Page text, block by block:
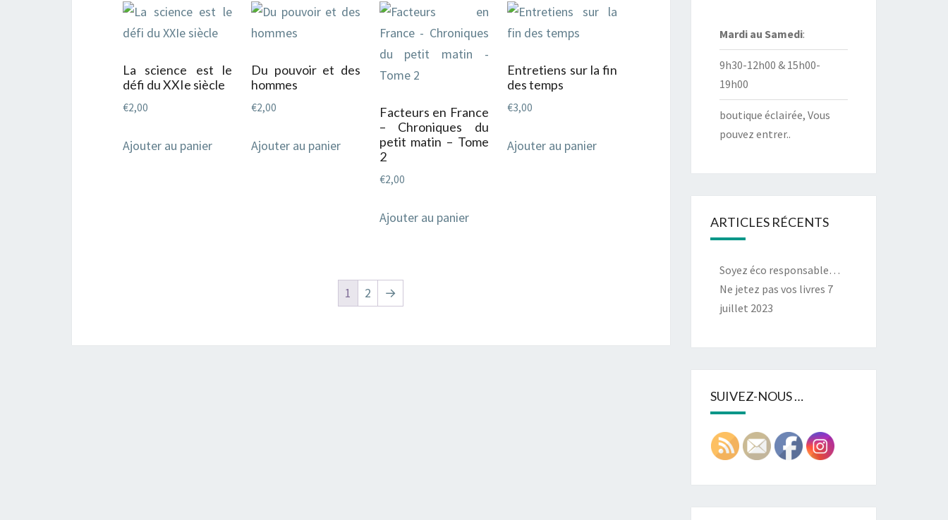
La science est le
défi du XXIe siècle
€2,00
Ajouter au panier
Du pouvoir et des
hommes
€2,00
Ajouter au panier
Facteurs en France
– Chroniques du
petit matin – Tome
2
€2,00
Ajouter au panier
Entretiens sur la fin
des temps
€3,00
Ajouter au panier
1 2 →
Mardi au Samedi:
9h30-12h00 & 15h00-
19h00
boutique éclairée, Vous
pouvez entrer..
ARTICLES RÉCENTS
Soyez éco responsable…
Ne jetez pas vos livres 7
juillet 2023
SUIVEZ-NOUS …